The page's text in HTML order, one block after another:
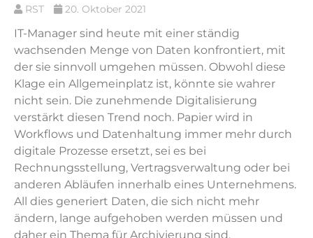
RST 20. Oktober 2021
IT-Manager sind heute mit einer ständig
wachsenden Menge von Daten konfrontiert, mit
der sie sinnvoll umgehen müssen. Obwohl diese
Klage ein Allgemeinplatz ist, könnte sie wahrer
nicht sein. Die zunehmende Digitalisierung
verstärkt diesen Trend noch. Papier wird in
Workflows und Datenhaltung immer mehr durch
digitale Prozesse ersetzt, sei es bei
Rechnungsstellung, Vertragsverwaltung oder bei
anderen Abläufen innerhalb eines Unternehmens.
All dies generiert Daten, die sich nicht mehr
ändern, lange aufgehoben werden müssen und
daher ein Thema für Archivierung sind.